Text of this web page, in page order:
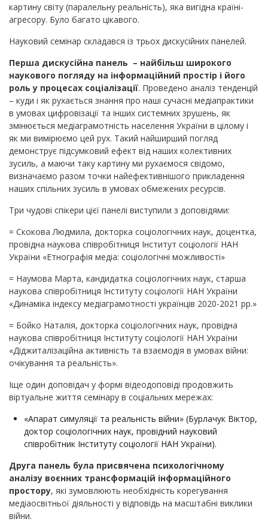
картину світу (паралельну реальність), яка вигідна країні-
агресору. Було багато цікавого.
Науковий семінар складався із трьох дискусійних панелей.
Перша дискусійна панель – найбільш широкого
наукового погляду на інформаційний простір і його
роль у процесах соціалізації. Проведено аналіз тенденцій
– куди і як рухається знання про наші сучасні медіапрактики
в умовах цифровізації та інших системних зрушень, як
змінюється медіаграмотність населення України в цілому і
як ми вимірюємо цей рух. Такий найширший погляд
демонструє підсумковий ефект від наших колективних
зусиль, а маючи таку картину ми рухаємося свідомо,
визначаємо разом точки найефективнішого прикладення
наших спільних зусиль в умовах обмежених ресурсів.
Три чудові спікери цієї панелі виступили з доповідями:
= Скокова Людмила, докторка соціологічних наук, доцентка,
провідна наукова співробітниця Інститут соціології НАН
України «Етнографія медіа: соціологічні можливості»
= Наумова Марта, кандидатка соціологічних наук, старша
наукова співробітниця Інституту соціології НАН України
«Динаміка індексу медіаграмотності українців 2020-2021 рр.»
= Бойко Наталія, докторка соціологічних наук, провідна
наукова співробітниця Інституту соціології НАН України
«Діджиталізаційна активність та взаємодія в умовах війни:
очікування та реальність».
Іще один доповідач у формі відеодоповіді продовжить
віртуальне життя семінару в соціальних мережах:
«Апарат симуляції та реальність війни» (Бурлачук Віктор,
доктор соціологічних наук, провідний науковий
співробітник Інституту соціології НАН України).
Друга панель була присвячена психологічному
аналізу воєнних трансформацій інформаційного
простору, які зумовлюють необхідність корегування
медіаосвітньої діяльності у відповідь на масштабні виклики
війни.